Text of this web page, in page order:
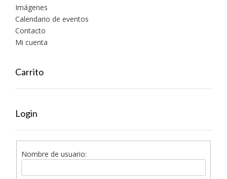
Imágenes
Calendario de eventos
Contacto
Mi cuenta
Carrito
Login
Nombre de usuario: